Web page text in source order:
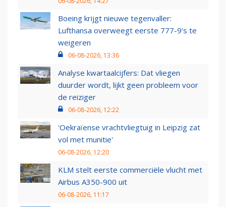
Boeing krijgt nieuwe tegenvaller:
Lufthansa overweegt eerste 777-9’s te
weigeren
06-08-2026, 13:36
Analyse kwartaalcijfers: Dat vliegen
duurder wordt, lijkt geen probleem voor
de reiziger
06-08-2026, 12:22
'Oekraïense vrachtvliegtuig in Leipzig zat
vol met munitie'
06-08-2026, 12:20
KLM stelt eerste commerciële vlucht met
Airbus A350-900 uit
06-08-2026, 11:17